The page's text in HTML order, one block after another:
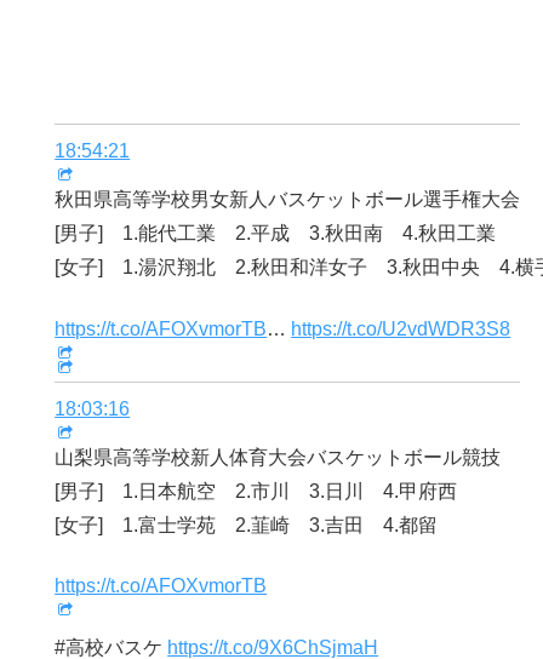
18:54:21
秋田県高等学校男女新人バスケットボール選手権大会
[男子] 1.能代工業 2.平成 3.秋田南 4.秋田工業
[女子] 1.湯沢翔北 2.秋田和洋女子 3.秋田中央 4.横
https://t.co/AFOXvmorTB… https://t.co/U2vdWDR3S8
18:03:16
山梨県高等学校新人体育大会バスケットボール競技
[男子] 1.日本航空 2.市川 3.日川 4.甲府西
[女子] 1.富士学苑 2.韮崎 3.吉田 4.都留
https://t.co/AFOXvmorTB
#高校バスケ https://t.co/9X6ChSjmaH